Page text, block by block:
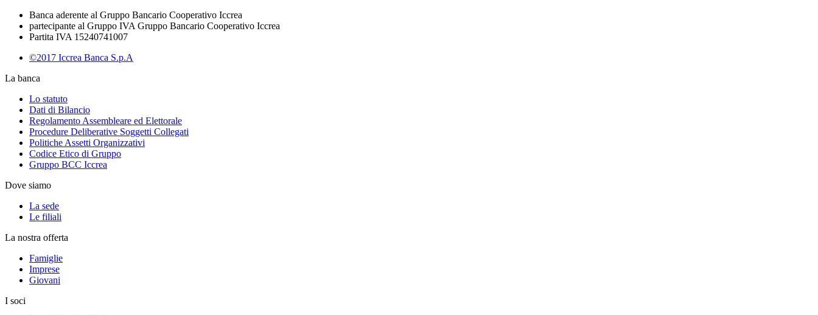
Banca aderente al Gruppo Bancario Cooperativo Iccrea
partecipante al Gruppo IVA Gruppo Bancario Cooperativo Iccrea
Partita IVA 15240741007
©2017 Iccrea Banca S.p.A
La banca
Lo statuto
Dati di Bilancio
Regolamento Assembleare ed Elettorale
Procedure Deliberative Soggetti Collegati
Politiche Assetti Organizzativi
Codice Etico di Gruppo
Gruppo BCC Iccrea
Dove siamo
La sede
Le filiali
La nostra offerta
Famiglie
Imprese
Giovani
I soci